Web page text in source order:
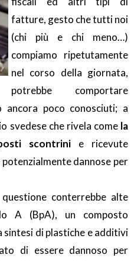
fatture, gesto che tutti noi
(chi più e chi meno…)
compiamo ripetutamente
nel corso della giornata,
potrebbe comportare
poco conosciuti; a
svedese che rivela come la
scontrinie ricevute
dannose per
conterrebbe alte
A (BpA), un composto
di plastiche e additivi
di essere dannoso per